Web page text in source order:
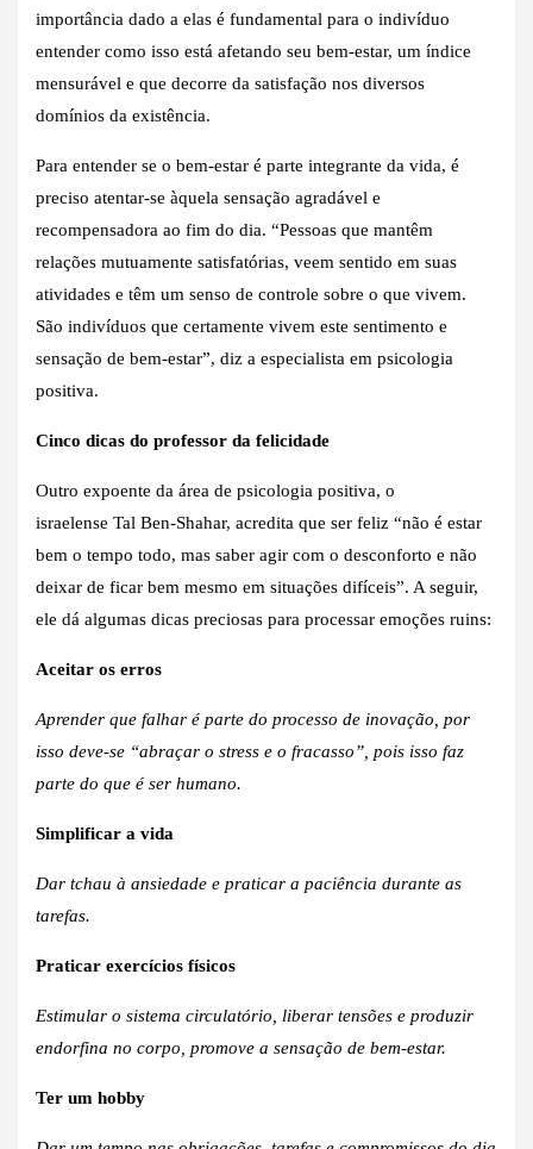
importância dado a elas é fundamental para o indivíduo
entender como isso está afetando seu bem-estar, um índice
mensurável e que decorre da satisfação nos diversos
domínios da existência.
Para entender se o bem-estar é parte integrante da vida, é
preciso atentar-se àquela sensação agradável e
recompensadora ao fim do dia. “Pessoas que mantêm
relações mutuamente satisfatórias, veem sentido em suas
atividades e têm um senso de controle sobre o que vivem.
São indivíduos que certamente vivem este sentimento e
sensação de bem-estar”, diz a especialista em psicologia
positiva.
Cinco dicas do professor da felicidade
Outro expoente da área de psicologia positiva, o
israelense Tal Ben-Shahar, acredita que ser feliz “não é estar
bem o tempo todo, mas saber agir com o desconforto e não
deixar de ficar bem mesmo em situações difíceis”. A seguir,
ele dá algumas dicas preciosas para processar emoções ruins:
Aceitar os erros
Aprender que falhar é parte do processo de inovação, por
isso deve-se “abraçar o stress e o fracasso”, pois isso faz
parte do que é ser humano.
Simplificar a vida
Dar tchau à ansiedade e praticar a paciência durante as
tarefas.
Praticar exercícios físicos
Estimular o sistema circulatório, liberar tensões e produzir
endorfina no corpo, promove a sensação de bem-estar.
Ter um hobby